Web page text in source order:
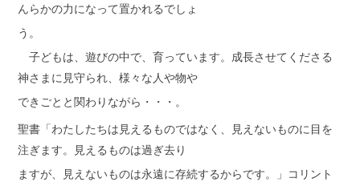
んらかの力になって置かれるでしょ
う。
子どもは、遊びの中で、育っています。成長させてくださる
神さまに見守られ、様々な人や物や
できごとと関わりながら・・・。
聖書「わたしたちは見えるものではなく、見えないものに目を
注ぎます。見えるものは過ぎ去り
ますが、見えないものは永遠に存続するからです。」コリント